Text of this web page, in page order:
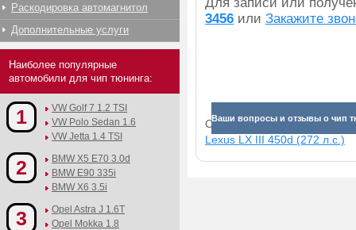
3456 или Закажите
Ваши вопросы и отзывы о чип
Смотрите прибавки для
Lexus LX III 450d (272 л.с.)
Раскодировка автомагнитол
Дополнительные услуги
Наиболее популярные
автомобили для чип тюнинга:
1
VW Golf 7 1.2 TSI
VW Polo Sedan 1.6
VW Jetta 1.4 TSI
2
BMW X5 E70 3.0d
BMW E90 335i
BMW X6 3.5i
3
Opel Astra J 1.6T
Opel Mokka 1.8